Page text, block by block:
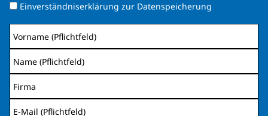
Einverständniserklärung zur Datenspeicherung